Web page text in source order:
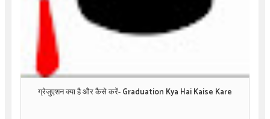
ग्रेजुएशन क्या है और कैसे करें- Graduation Kya Hai Kaise Kare